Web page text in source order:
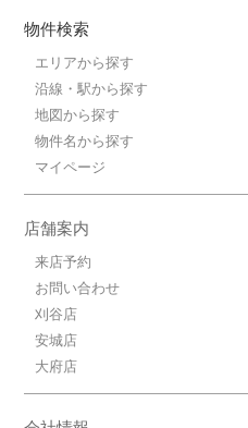
物件検索
エリアから探す
沿線・駅から探す
地図から探す
物件名から探す
マイページ
店舗案内
来店予約
お問い合わせ
刈谷店
安城店
大府店